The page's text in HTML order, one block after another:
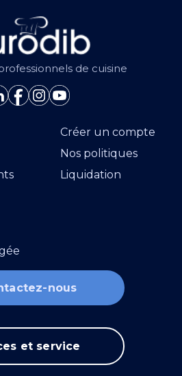
de cuisine
Créer un compte
Nos politiques
Liquidation
nous
et service